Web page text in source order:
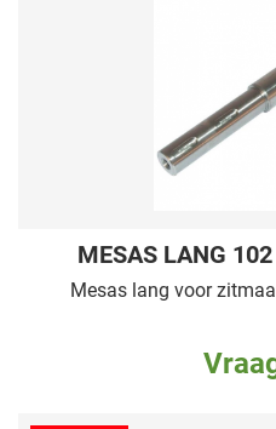
MESAS LANG
Mesas lang voor